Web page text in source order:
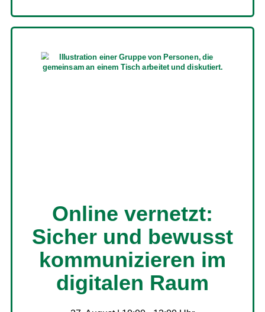
Online vernetzt:
Sicher und bewusst
kommunizieren im
digitalen Raum